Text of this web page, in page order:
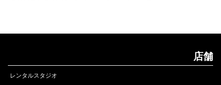
店舗
レンタルスタジオ